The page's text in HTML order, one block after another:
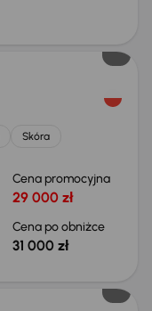
Skóra
Cena promocyjna
29 000 zł
Cena po obniżce
31 000 zł